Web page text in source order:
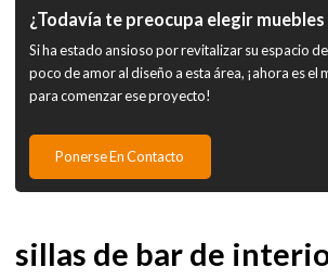
¿Todavía te preocupa elegir
Si ha estado ansioso por revitalizar su espacio
poco de amor al diseño a esta área, ¡ahora es el
para comenzar ese proyecto!
Ponerse En Contacto
sillas de bar de